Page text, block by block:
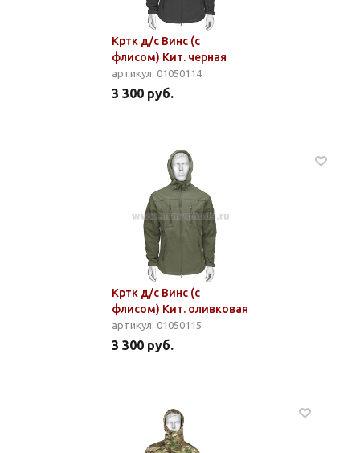
Кртк д/с Винс (с
флисом) Кит. черная
артикул: 01050114
3 300 руб.
Кртк д/с Винс (с
флисом) Кит. оливковая
артикул: 01050115
3 300 руб.